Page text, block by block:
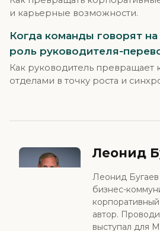
и карьерные возможности.
Когда команды говорят на
роль
Как руководитель
отделами в точку роста и
Леонид
Леонид
бизнес-
автор.
выступал для